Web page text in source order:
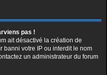
pas !
ait désactivé la création de
banni votre IP ou interdit le nom
un administrateur du forum